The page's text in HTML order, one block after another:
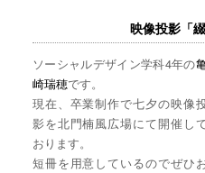
映像投影「
ソーシャルデザイン学科4年の
崎瑞穂です。
現在、卒業制作で七夕の映像
影を北門楠風広場にて開催し
おります。
短冊を用意しているのでぜひ